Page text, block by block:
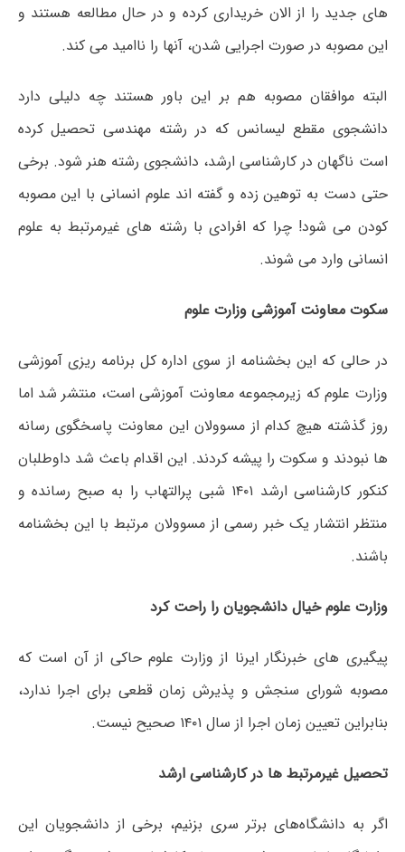
های جدید را از الان خریداری کرده و در حال مطالعه هستند و
این مصوبه در صورت اجرایی شدن، آنها را ناامید می کند.
البته موافقان مصوبه هم بر این باور هستند چه دلیلی دارد
دانشجوی مقطع لیسانس که در رشته مهندسی تحصیل کرده
است ناگهان در کارشناسی ارشد، دانشجوی رشته هنر شود. برخی
حتی دست به توهین زده و گفته اند علوم انسانی با این مصوبه
کودن می شود! چرا که افرادی با رشته های غیرمرتبط به علوم
انسانی وارد می شوند.
سکوت معاونت آموزشی وزارت علوم
در حالی که این بخشنامه از سوی اداره کل برنامه ریزی آموزشی
وزارت علوم که زیرمجموعه معاونت آموزشی است، منتشر شد اما
روز گذشته هیچ کدام از مسوولان این معاونت پاسخگوی رسانه
ها نبودند و سکوت را پیشه کردند. این اقدام باعث شد داوطلبان
کنکور کارشناسی ارشد ۱۴۰۱ شبی پرالتهاب را به صبح رسانده و
منتظر انتشار یک خبر رسمی از مسوولان مرتبط با این بخشنامه
باشند.
وزارت علوم خیال دانشجویان را راحت کرد
پیگیری های خبرنگار ایرنا از وزارت علوم حاکی از آن است که
مصوبه شورای سنجش و پذیرش زمان قطعی برای اجرا ندارد،
بنابراین تعیین زمان اجرا از سال ۱۴۰۱ صحیح نیست.
تحصیل غیرمرتبط ها در کارشناسی ارشد
اگر به دانشگاه‌های برتر سری بزنیم، برخی از دانشجویان این